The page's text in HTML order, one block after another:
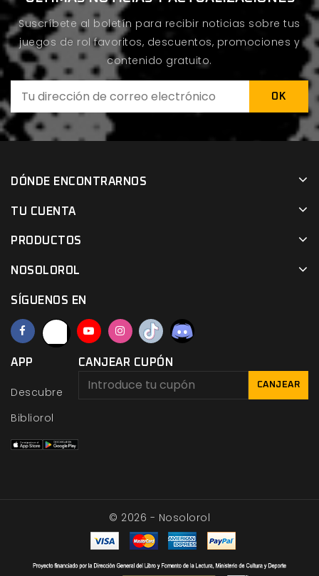
Suscríbete al boletín para recibir noticias sobre tus
juegos de rol favoritos, descuentos, promociones y
contenido gratuito.
DÓNDE ENCONTRARNOS
TU CUENTA
PRODUCTOS
NOSOLOROL
SÍGUENOS EN
APP
Descubre
Bibliorol
CANJEAR CUPÓN
CANJEAR
© 2026 - Nosolorol